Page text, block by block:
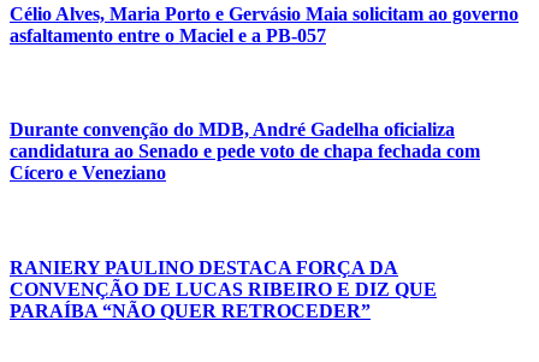
Célio Alves, Maria Porto e Gervásio Maia solicitam ao governo
asfaltamento entre o Maciel e a PB-057
Durante convenção do MDB, André Gadelha oficializa
candidatura ao Senado e pede voto de chapa fechada com
Cícero e Veneziano
RANIERY PAULINO DESTACA FORÇA DA
CONVENÇÃO DE LUCAS RIBEIRO E DIZ QUE
PARAÍBA “NÃO QUER RETROCEDER”